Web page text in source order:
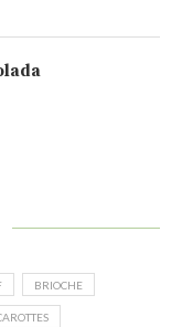
BRIOCHE